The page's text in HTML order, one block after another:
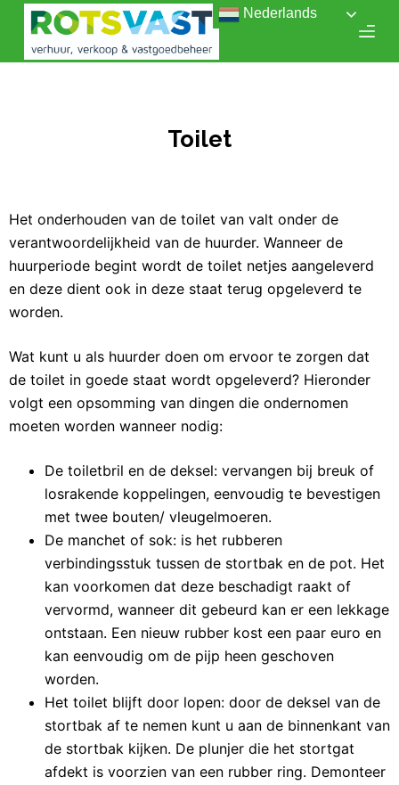
o
a
a
r
a
r
k
e
Toilet
Het onderhouden van de toilet van valt onder de
verantwoordelijkheid van de huurder. Wanneer de
huurperiode begint wordt de toilet netjes aangeleverd
en deze dient ook in deze staat terug opgeleverd te
worden.
Wat kunt u als huurder doen om ervoor te zorgen dat
de toilet in goede staat wordt opgeleverd? Hieronder
volgt een opsomming van dingen die ondernomen
moeten worden wanneer nodig:
De toiletbril en de deksel: vervangen bij breuk of
losrakende koppelingen, eenvoudig te bevestigen
met twee bouten/ vleugelmoeren.
De manchet of sok: is het rubberen
verbindingsstuk tussen de stortbak en de pot. Het
kan voorkomen dat deze beschadigt raakt of
vervormd, wanneer dit gebeurd kan er een lekkage
ontstaan. Een nieuw rubber kost een paar euro en
kan eenvoudig om de pijp heen geschoven
worden.
Het toilet blijft door lopen: door de deksel van de
stortbak af te nemen kunt u aan de binnenkant van
de stortbak kijken. De plunjer die het stortgat
afdekt is voorzien van een rubber ring. Demonteer
Nederlands